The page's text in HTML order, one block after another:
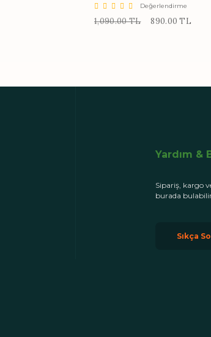
Değerlendirme
1,090.00 TL 890.00 TL
Yardım &
Sipariş, kargo
burada
Sıkça